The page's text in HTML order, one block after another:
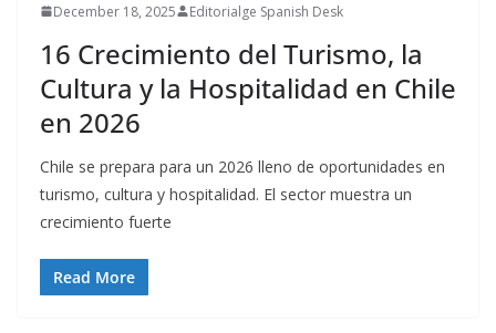
December 18, 2025 Editorialge Spanish Desk
16 Crecimiento del Turismo, la
Cultura y la Hospitalidad en Chile
en 2026
Chile se prepara para un 2026 lleno de oportunidades en
turismo, cultura y hospitalidad. El sector muestra un
crecimiento fuerte
Read More